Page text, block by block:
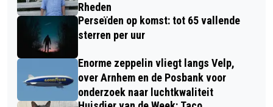
Rheden
Perseïden op komst: tot 65 vallende
sterren per uur
Enorme zeppelin vliegt langs Velp,
over Arnhem en de Posbank voor
onderzoek naar luchtkwaliteit